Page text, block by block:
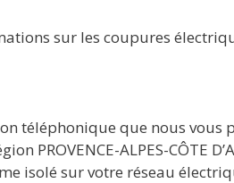
sur les coupures
téléphonique que nous vous
PROVENCE-ALPES-CÔTE
isolé sur votre réseau